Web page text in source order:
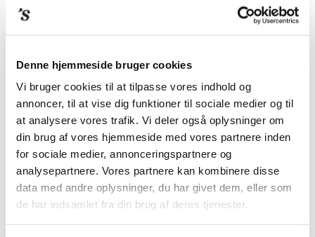
Denne hjemmeside bruger cookies
Vi bruger cookies til at tilpasse vores indhold og
annoncer, til at vise dig funktioner til sociale medier og til
at analysere vores trafik. Vi deler også oplysninger om
din brug af vores hjemmeside med vores partnere inden
for sociale medier, annonceringspartnere og
analysepartnere. Vores partnere kan kombinere disse
data med andre oplysninger, du har givet dem, eller som
de har indsamlet fra din brug af deres tjenester.